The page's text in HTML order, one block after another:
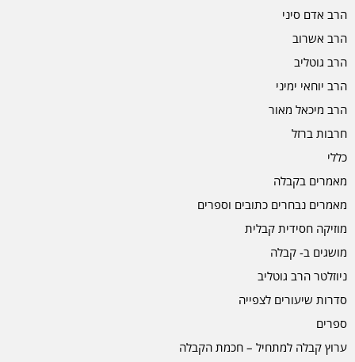
הרב אדם סיני
הרב אשרוב
הרב גוטליב
הרב יוחאי ימיני
הרב מיכאל מאור
חרבות ברזל
כללי
מאמרים בקבלה
מאמרים נבחרים כתובים וספרים
מוזיקה חסידית קבלית
מושגים ב- קבלה
ניוזלטר הרב גוטליב
סדרות שיעורים לצפייה
ספרים
ערוץ קבלה למתחיל – חכמת הקבלה